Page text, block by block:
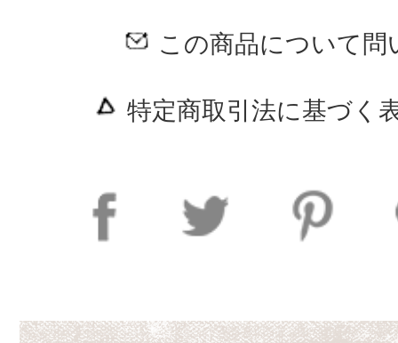
この商品について問
特定商取引法に基づく